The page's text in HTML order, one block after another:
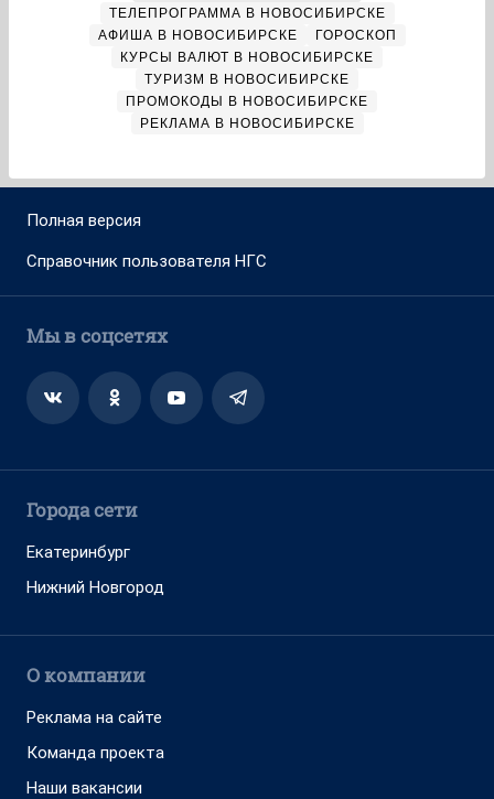
ТЕЛЕПРОГРАММА В НОВОСИБИРСКЕ
АФИША В НОВОСИБИРСКЕ
ГОРОСКОП
КУРСЫ ВАЛЮТ В НОВОСИБИРСКЕ
ТУРИЗМ В НОВОСИБИРСКЕ
ПРОМОКОДЫ В НОВОСИБИРСКЕ
РЕКЛАМА В НОВОСИБИРСКЕ
Полная версия
Справочник пользователя НГС
Мы в соцсетях
Города сети
Екатеринбург
Нижний Новгород
О компании
Реклама на сайте
Команда проекта
Наши вакансии